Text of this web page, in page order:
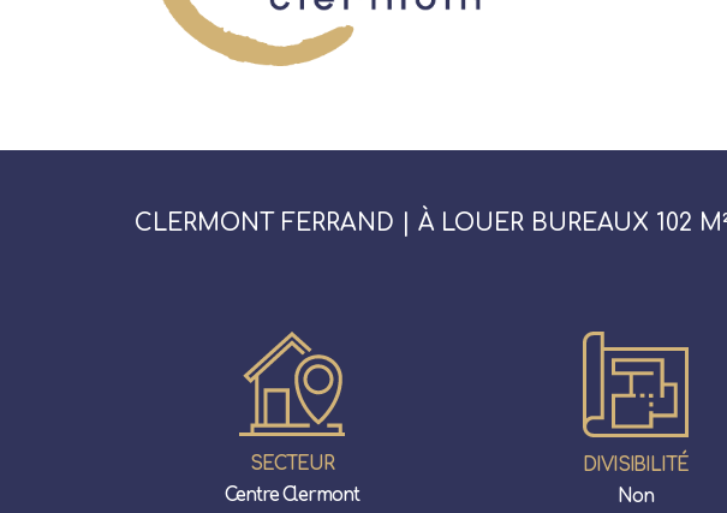
CLERMONT FERRAND | À LOUER BUREAUX 102
SECTEUR
Centre Clermont
DIVISIBILITÉ
Non